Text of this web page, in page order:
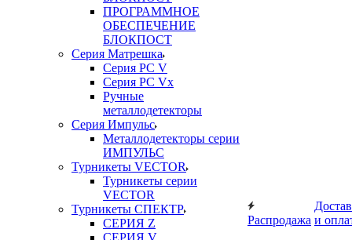
ПРОГРАММНОЕ
ОБЕСПЕЧЕНИЕ
БЛОКПОСТ
Серия Матрешка
Серия PC V
Серия PC Vx
Ручные
металлодетекторы
Серия Импульс
Металлодетекторы серии
ИМПУЛЬС
Турникеты VECTOR
Турникеты серии
VECTOR
Турникеты СПЕКТР
СЕРИЯ Z
СЕРИЯ V
Распродажа и